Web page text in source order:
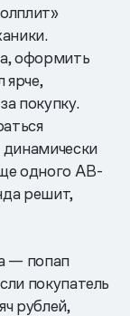
оформить
ярче,
покупку.
динамически
одного AB-
решит,
— попап
покупатель
рублей,